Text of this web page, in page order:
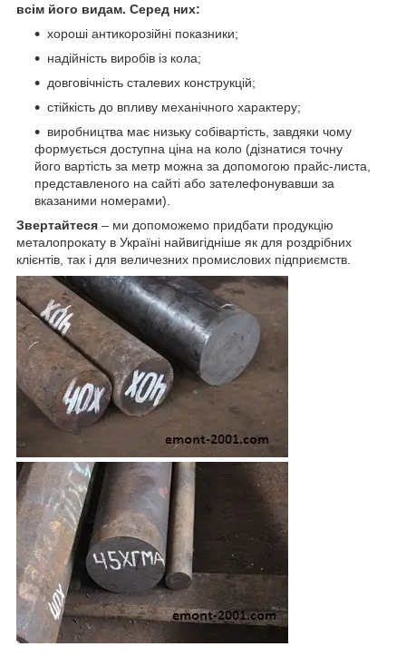
всім його видам. Серед них:
хороші антикорозійні показники;
надійність виробів із кола;
довговічність сталевих конструкцій;
стійкість до впливу механічного характеру;
виробництва має низьку собівартість, завдяки чому
формується доступна ціна на коло (дізнатися точну
його вартість за метр можна за допомогою прайс-листа,
представленого на сайті або зателефонувавши за
вказаними номерами).
Звертайтеся – ми допоможемо придбати продукцію
металопрокату в Україні найвигідніше як для роздрібних
клієнтів, так і для величезних промислових підприємств.